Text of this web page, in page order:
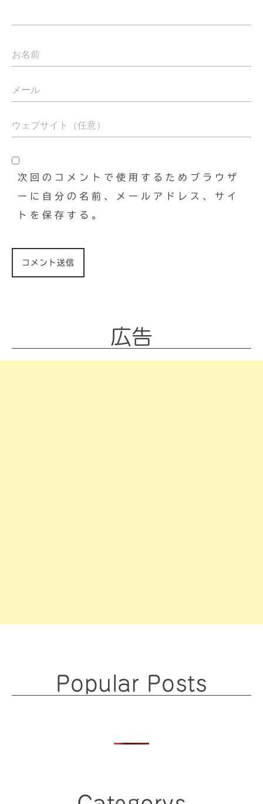
次回のコメントで使用するためブラウザ
ーに自分の名前、メールアドレス、サイ
トを保存する。
広告
Popular Posts